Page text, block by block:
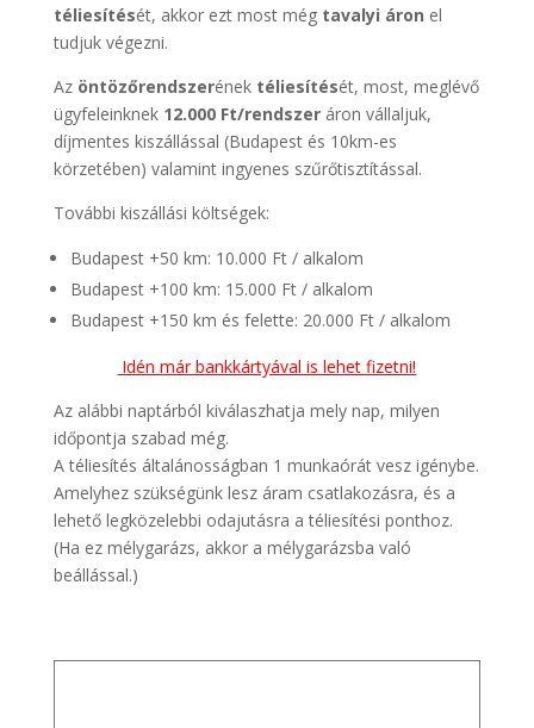
téliesítését, akkor ezt most még tavalyi áron el
tudjuk végezni.
Az öntözőrendszerénektéliesítését, most, meglévő
ügyfeleinknek 12.000 Ft/rendszeráron vállaljuk,
díjmentes kiszállással (Budapest és 10km-es
körzetében) valamint ingyenes szűrőtisztítással.
További kiszállási költségek:
Budapest +50 km: 10.000 Ft / alkalom
Budapest +100 km: 15.000 Ft / alkalom
Budapest +150 km és felette: 20.000 Ft / alkalom
Idén már bankkártyával is lehet fizetni!
Az alábbi naptárból kiválaszhatja mely nap, milyen
időpontja szabad még.
A téliesítés általánosságban 1 munkaórát vesz igénybe.
Amelyhez szükségünk lesz áram csatlakozásra, és a
lehető legközelebbi odajutásra a téliesítési ponthoz.
(Ha ez mélygarázs, akkor a mélygarázsba való
beállással.)